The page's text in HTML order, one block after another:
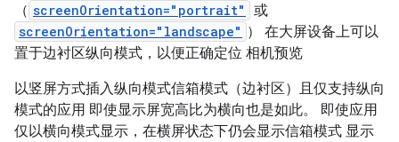
（ screenOrientation="portrait" 或
screenOrientation="landscape" ） 在大屏设备上可以
置于边衬区纵向模式，以便正确定位 相机预览
以竖屏方式插入纵向模式信箱模式（边衬区）且仅支持纵向
模式的应用 即使显示屏宽高比为横向也是如此。 即使应用
仅以横向模式显示，在横屏状态下仍会显示信箱模式 显示